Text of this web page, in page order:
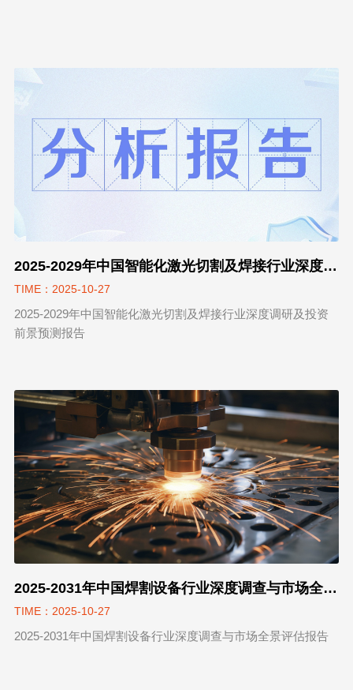
2025-2029年中国智能化激光切割及焊接行业深度调研及投资前景预测报告
TIME：2025-10-27
2025-2029年中国智能化激光切割及焊接行业深度调研及投资
前景预测报告
2025-2031年中国焊割设备行业深度调查与市场全景评估报告
TIME：2025-10-27
2025-2031年中国焊割设备行业深度调查与市场全景评估报告